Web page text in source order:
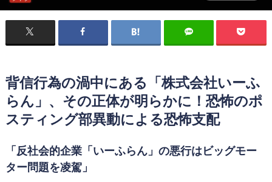
背信行為の渦中にある「株式会社いーふ
らん」、その正体が明らかに！恐怖のポ
スティング部異動による恐怖支配
「反社会的企業「いーふらん」の悪行はビッグモー
ター問題を凌駕」